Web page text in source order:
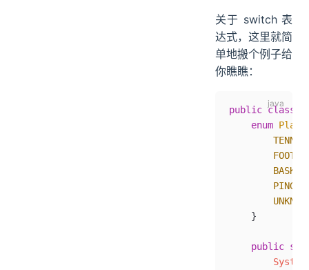
关于 switch 表
达式，这里就简
单地搬个例子给
你瞧瞧：
public class
    enum
        TENNIS
    }
    public
        System